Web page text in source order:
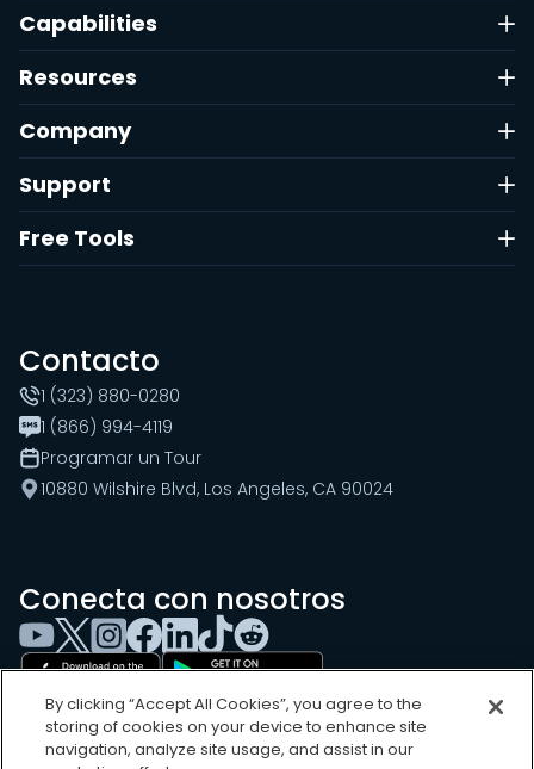
Capabilities
Resources
Company
Support
Free Tools
Contacto
1 (323) 880-0280
1 (866) 994-4119
Programar un Tour
10880 Wilshire Blvd, Los Angeles, CA 90024
Conecta con nosotros
By clicking “Accept All Cookies”, you agree to the
storing of cookies on your device to enhance site
navigation, analyze site usage, and assist in our